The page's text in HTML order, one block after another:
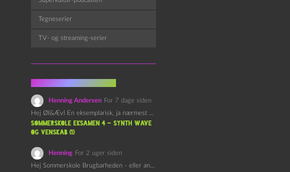
Tegneserier
TV- og streaming-serier
Henning Andersen For 7 dage siden
Hej Øl&Ævl En eksemplarisk, ja nærmest yndefuld, afslutning på SOMMERSKOLEN.…
Sommerskole Eksamen 4 – Synth Wave
og Venskab (1)
Henning For 2 uger siden
Hej Sommerskole Brugbarheden - eller anvendeligheden - af "Øl&Ævl" er…